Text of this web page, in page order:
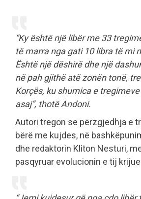
“Ky është një libër me 33
të marra nga gati 10 libra të mi
Është një dëshirë dhe një
në pah gjithë atë zonën tonë,
Korçës, ku shumica e
asaj”, thotë Andoni.
Autori tregon se përzgjedhja e
bërë me kujdes, në
dhe redaktorin Kliton Nesturi,
pasqyruar evolucionin e tij